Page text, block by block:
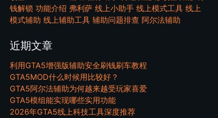
钱解锁 功能介绍 弗利萨 线上小助手 线上模式工具 线上
模式辅助 线上辅助工具 辅助问题排查 阿尔法辅助
近期文章
利用GTA5增强版辅助安全刷钱刷车教程
GTA5MOD什么时候用比较好？
GTA5阿尔法辅助为何越来越受玩家喜爱
GTA5模组能实现哪些实用功能
2026年GTA5线上科技工具深度推荐